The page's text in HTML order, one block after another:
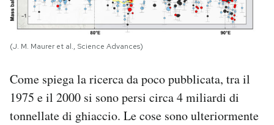
(J. M. Maurer et al., Science Advances)
Come spiega la ricerca da poco pubblicata, tra il
1975 e il 2000 si sono persi circa 4 miliardi di
tonnellate di ghiaccio. Le cose sono ulteriormente